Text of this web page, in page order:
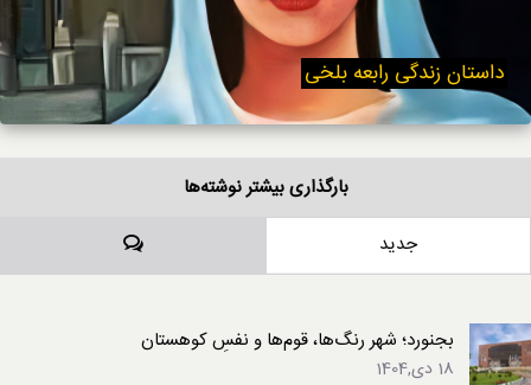
داستان زندگی رابعه بلخی
بارگذاری بیشتر نوشته‌ها
جدید
دیدگاه‌ها
بجنورد؛ شهر رنگ‌ها، قوم‌ها و نفسِ کوهستان
18 دی,1404